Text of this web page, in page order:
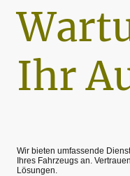
Ihr
Wir bieten umfassende
Ihres Fahrzeugs an.
Lösungen.